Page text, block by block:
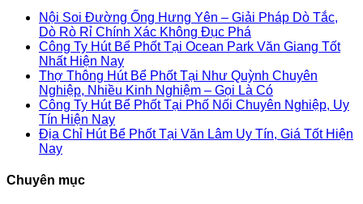
Nội Soi Đường Ống Hưng Yên – Giải Pháp Dò Tắc,
Dò Rò Rỉ Chính Xác Không Đục Phá
Công Ty Hút Bể Phốt Tại Ocean Park Văn Giang Tốt
Nhất Hiện Nay
Thợ Thông Hút Bể Phốt Tại Như Quỳnh Chuyên
Nghiệp, Nhiều Kinh Nghiệm – Gọi Là Có
Công Ty Hút Bể Phốt Tại Phố Nối Chuyên Nghiệp, Uy
Tín Hiện Nay
Địa Chỉ Hút Bể Phốt Tại Văn Lâm Uy Tín, Giá Tốt Hiện
Nay
Chuyên mục